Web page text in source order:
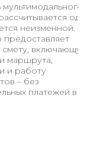
неизменной.
смету,
маршрута,
и работу
– без
платежей в